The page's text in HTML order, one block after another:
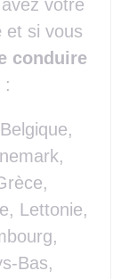
votre
et si vous
conduire
:
Lettonie,
Bas,